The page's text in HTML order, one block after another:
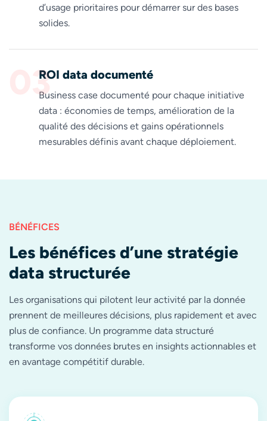
d’usage prioritaires pour démarrer sur des bases
solides.
03ROI data documenté
Business case documenté pour chaque initiative
data : économies de temps, amélioration de la
qualité des décisions et gains opérationnels
mesurables définis avant chaque déploiement.
BÉNÉFICES
Les bénéfices d’une stratégie
data structurée
Les organisations qui pilotent leur activité par la donnée
prennent de meilleures décisions, plus rapidement et avec
plus de confiance. Un programme data structuré
transforme vos données brutes en insights actionnables et
en avantage compétitif durable.